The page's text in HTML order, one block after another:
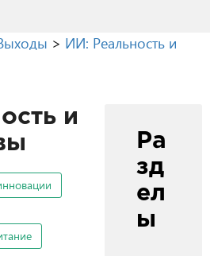
> ИИ: Реальность и
и
Ра
зд
ел
ы